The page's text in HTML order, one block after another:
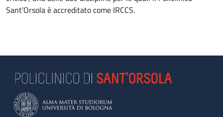
Sant’Orsola è accreditato come IRCCS.